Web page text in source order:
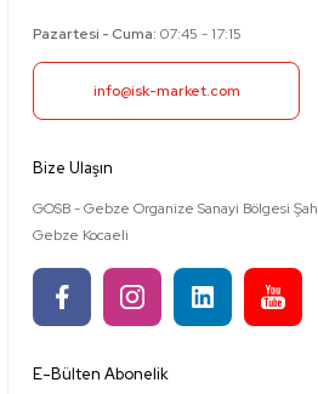
Pazartesi - Cuma: 07:45 - 17:15
info@isk-market.com
Bize Ulaşın
GOSB - Gebze Organize Sanayi Bölgesi
Gebze Kocaeli
E-Bülten Abonelik